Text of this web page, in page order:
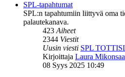
SPL-tapahtumat
SPL:n tapahtumiin liittyvä oma
palautekanava.
423Aiheet
2344 Viestit
Uusin viesti SPL
Kirjoittaja Laura
08 Syys 2025 10:49